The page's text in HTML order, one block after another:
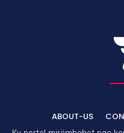
ABOUT-US